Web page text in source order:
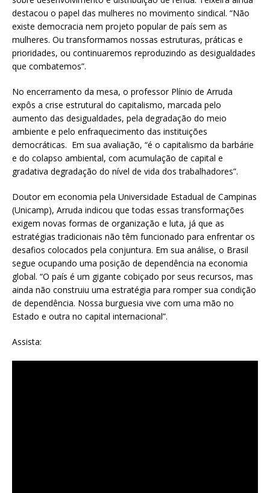
destacou o papel das mulheres no movimento sindical. “Não
existe democracia nem projeto popular de país sem as
mulheres. Ou transformamos nossas estruturas, práticas e
prioridades, ou continuaremos reproduzindo as desigualdades
que combatemos”.
No encerramento da mesa, o professor Plínio de Arruda
expôs a crise estrutural do capitalismo, marcada pelo
aumento das desigualdades, pela degradação do meio
ambiente e pelo enfraquecimento das instituições
democráticas. Em sua avaliação, “é o capitalismo da barbárie
e do colapso ambiental, com acumulação de capital e
gradativa degradação do nível de vida dos trabalhadores”.
Doutor em economia pela Universidade Estadual de Campinas
(Unicamp), Arruda indicou que todas essas transformações
exigem novas formas de organização e luta, já que as
estratégias tradicionais não têm funcionado para enfrentar os
desafios colocados pela conjuntura. Em sua análise, o Brasil
segue ocupando uma posição de dependência na economia
global. “O país é um gigante cobiçado por seus recursos, mas
ainda não construiu uma estratégia para romper sua condição
de dependência. Nossa burguesia vive com uma mão no
Estado e outra no capital internacional”.
Assista: